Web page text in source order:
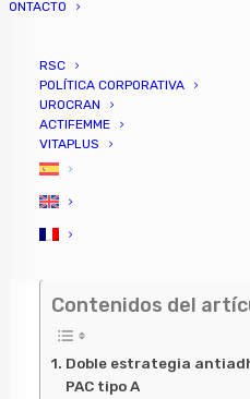
CONTACTO
RSC
POLÍTICA CORPORATIVA
UROCRAN
ACTIFEMME
VITAPLUS
Contenidos del
Doble estrategia
PAC tipo A